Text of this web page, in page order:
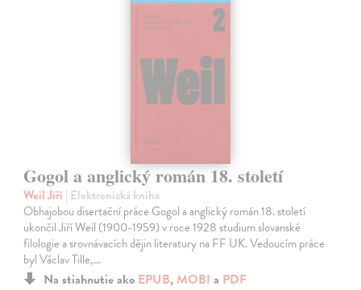
Gogol a anglický román 18. století
Weil Jiří | Elektronická kniha
Obhajobou disertační práce Gogol a anglický román 18. století
ukončil Jiří Weil (1900-1959) v roce 1928 studium slovanské
filologie a srovnávacích dějin literatury na FF UK. Vedoucím práce
byl Václav Tille,…
Na stiahnutie ako EPUB, MOBI a PDF